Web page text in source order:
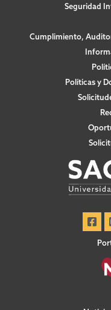
Seguridad
Cumplimiento,
Políticas y